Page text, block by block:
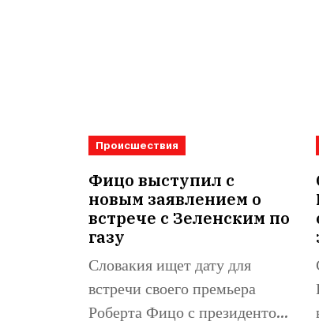
Происшествия
Фицо выступил с
новым заявлением о
встрече с Зеленским по
газу
Словакия ищет дату для
встречи своего премьера
Роберта Фицо с президентом